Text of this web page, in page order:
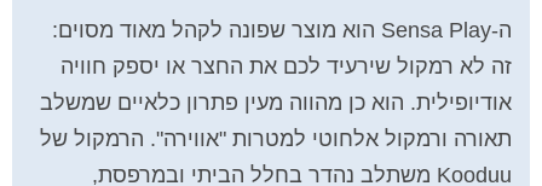
ה-Sensa Play הוא מוצר שפונה לקהל מאוד מסוים:
זה לא רמקול שירעיד לכם את החצר או יספק חוויה
אודיופילית. הוא כן מהווה מעין פתרון כלאיים שמשלב
תאורה ורמקול אלחוטי למטרות "אווירה". הרמקול של
Kooduu משתלב נהדר בחלל הביתי ובמרפסת,